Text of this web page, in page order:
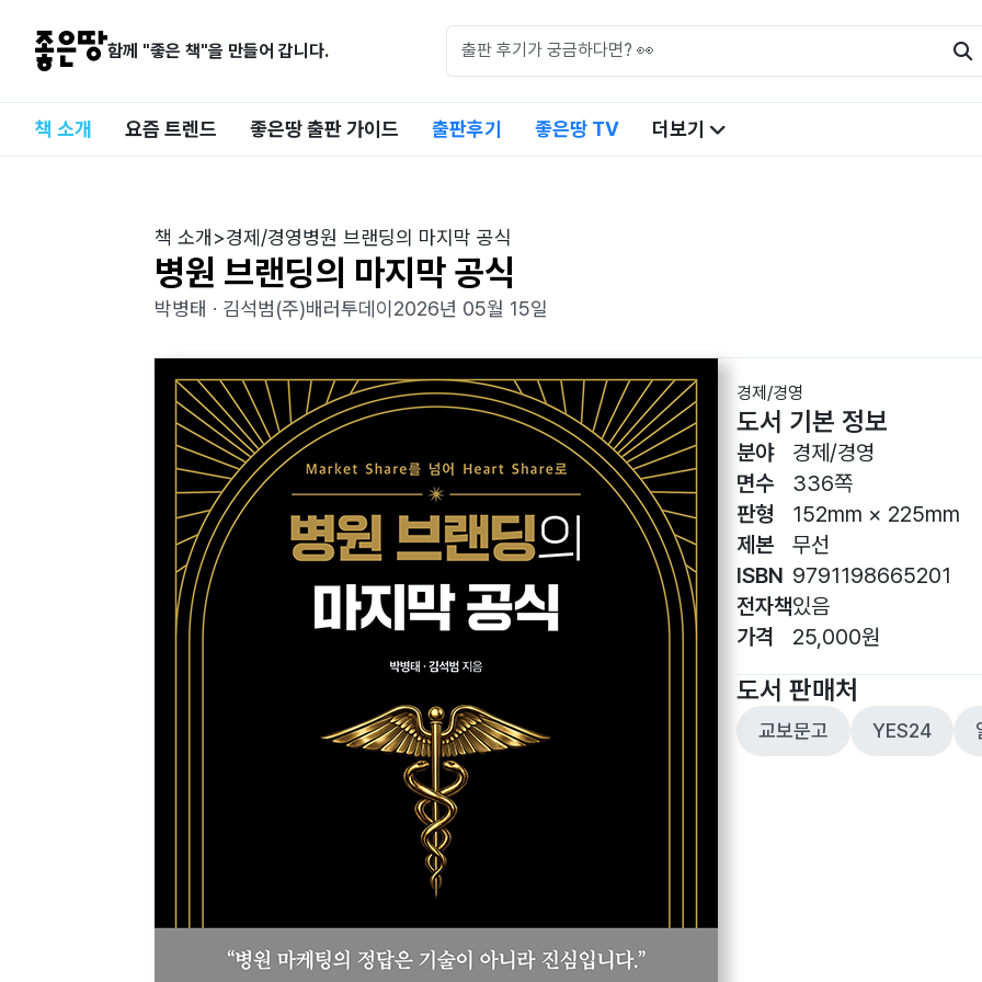
함께 "좋은 책"을 만들어 갑니다.
책 소개 요즘 트렌드 좋은땅 출판 가이드 출판후기 좋은땅 TV 더보기
책 소개 >경제/경영병원 브랜딩의 마지막 공식
병원 브랜딩의 마지막 공식
박병태 · 김석범(주)배러투데이 2026년 05월 15일
경제/경영
도서 기본 정보
분야
면수
판형
제본
ISBN
전자책
가격
경제/경영
336쪽
152mm × 225mm
무선
9791198665201
있음
25,000원
도서 판매처
교보문고 YES24